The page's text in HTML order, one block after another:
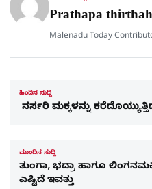
Prathapa
Malenadu Today
ಹಿಂದಿನ ಸುದ್ದಿ
ನರ್ಸರಿ ಮಕ್ಕಳನ್ನು
ಮುಂದಿನ ಸುದ್ದಿ
ತುಂಗಾ, ಭದ್ರಾ ಹಾಗೂ
ಎಷ್ಟಿದೆ ಇವತ್ತು